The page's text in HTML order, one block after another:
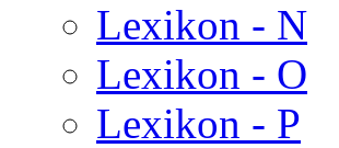
Lexikon - N
Lexikon - O
Lexikon - P